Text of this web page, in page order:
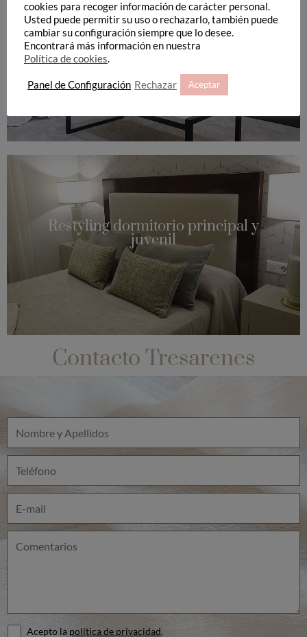
Diseño de interior en unifamiliar
Restyling dormitorio principal y
juvenil
Contacto Tresarenes
Acepto la política de privacidad.
cookies para recoger información de carácter personal.
Usted puede permitir su uso o rechazarlo, también puede
cambiar su configuración siempre que lo desee.
Encontrará más información en nuestra
Política de cookies.
Panel de Configuración Rechazar Aceptar